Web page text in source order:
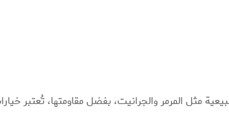
مثل المرمر والجرانيت، بفضل مقاومتها، تُعتبر